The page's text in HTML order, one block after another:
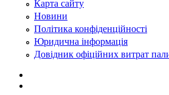
Карта сайту
Новини
Політика конфіденційності
Юридична інформація
Довідник офіційних витрат